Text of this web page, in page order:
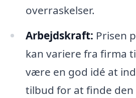
overraskelser.
Arbejdskraft: Prisen
kan variere fra firma
være en god idé at
tilbud for at finde den